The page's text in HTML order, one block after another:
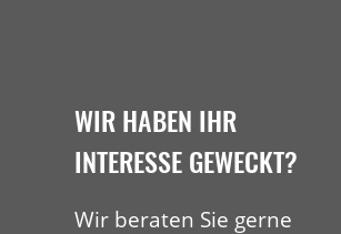
WIR HABEN IHR
INTERESSE GEWECKT?
Wir beraten Sie gerne